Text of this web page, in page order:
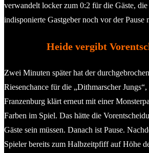
verwandelt locker zum 0:2 für die Gäste, die
indisponierte Gastgeber noch vor der Pause
Heide vergibt
Zwei Minuten später hat der
Riesenchance für die „Dithmarscher
Franzenburg klärt erneut mit einer
Farben im Spiel. Das hätte die
Gäste sein müssen. Danach ist Pause.
Spieler bereits zum Halbzeitpfiff auf Höhe